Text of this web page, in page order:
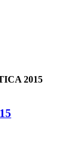
2015